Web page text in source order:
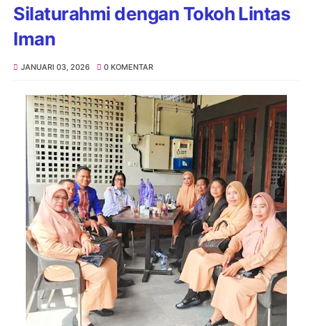
Silaturahmi dengan Tokoh Lintas
Iman
JANUARI 03, 2026 0 KOMENTAR